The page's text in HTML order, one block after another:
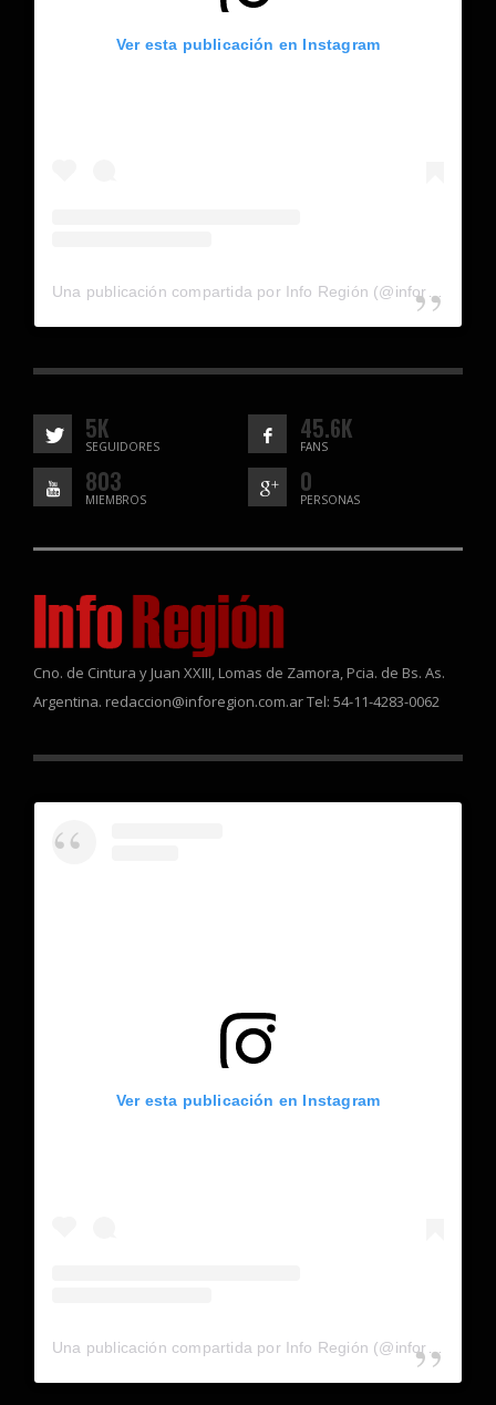
Ver esta publicación en Instagram
5K
SEGUIDORES
45.6K
FANS
803
MIEMBROS
0
PERSONAS
Cno. de Cintura y Juan XXIII, Lomas de Zamora, Pcia. de Bs. As.
Argentina. redaccion@inforegion.com.ar Tel: 54-11-4283-0062
Ver esta publicación en Instagram
Una publicación compartida por Info Región (@inforegion_redes)